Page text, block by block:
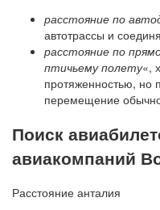
расстояние по
автотрассы и
расстояние по
птичьему полету«,
протяженностью, но
перемещение
Поиск
авиакомпаний
Расстояние анталия